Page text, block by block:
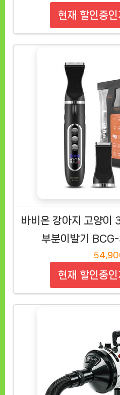
현재 할인중인
바비온 강아지 고양이
부분이발기
현재 할인중인